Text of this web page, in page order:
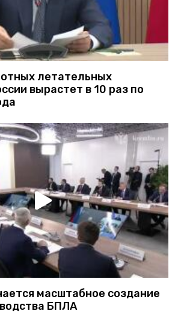
летательных
вырастет в 10 раз по
масштабное создание
БПЛА